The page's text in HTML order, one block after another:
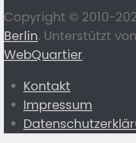
Copyright © 2010-
Berlin. Unterstützt
WebQuartier.
Kontakt
Impressum